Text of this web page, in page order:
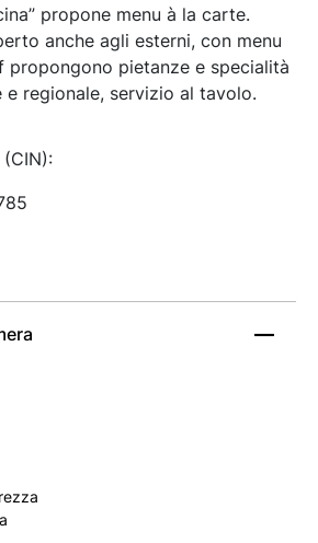
propone menu à la carte.
anche agli esterni, con menu
propongono pietanze e specialità
e regionale, servizio al tavolo.